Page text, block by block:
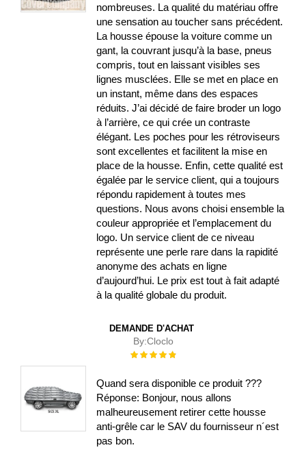
nombreuses. La qualité du matériau offre
une sensation au toucher sans précédent.
La housse épouse la voiture comme un
gant, la couvrant jusqu’à la base, pneus
compris, tout en laissant visibles ses
lignes musclées. Elle se met en place en
un instant, même dans des espaces
réduits. J’ai décidé de faire broder un logo
à l’arrière, ce qui crée un contraste
élégant. Les poches pour les rétroviseurs
sont excellentes et facilitent la mise en
place de la housse. Enfin, cette qualité est
égalée par le service client, qui a toujours
répondu rapidement à toutes mes
questions. Nous avons choisi ensemble la
couleur appropriée et l’emplacement du
logo. Un service client de ce niveau
représente une perle rare dans la rapidité
anonyme des achats en ligne
d’aujourd’hui. Le prix est tout à fait adapté
à la qualité globale du produit.
DEMANDE D'ACHAT
By:Cloclo
Évaluation :
Quand sera disponible ce produit ???
Réponse: Bonjour, nous allons
malheureusement retirer cette housse
anti-grêle car le SAV du fournisseur n´est
pas bon.